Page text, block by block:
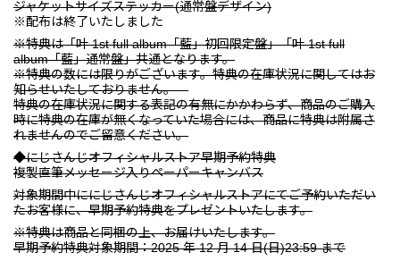
ジャケットサイズステッカー(通常盤デザイン)
※配布は終了いたしました
※特典は「叶 1st full album「藍」初回限定盤」「叶 1st full
album「藍」通常盤」共通となります。
※特典の数には限りがございます。特典の在庫状況に関してはお
知らせいたしておりません。
特典の在庫状況に関する表記の有無にかかわらず、商品のご購入
時に特典の在庫が無くなっていた場合には、商品に特典は附属さ
れませんのでご留意ください。
◆にじさんじオフィシャルストア早期予約特典
複製直筆メッセージ入りペーパーキャンバス
対象期間中ににじさんじオフィシャルストアにてご予約いただい
たお客様に、早期予約特典をプレゼントいたします。
※特典は商品と同梱の上、お届けいたします。
早期予約特典対象期間：2025 年 12 月 14 日(日)23:59 まで